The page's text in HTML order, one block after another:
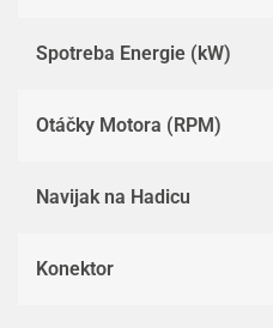
Spotreba Energie (kW)
Otáčky Motora (RPM)
Navijak na Hadicu
Konektor